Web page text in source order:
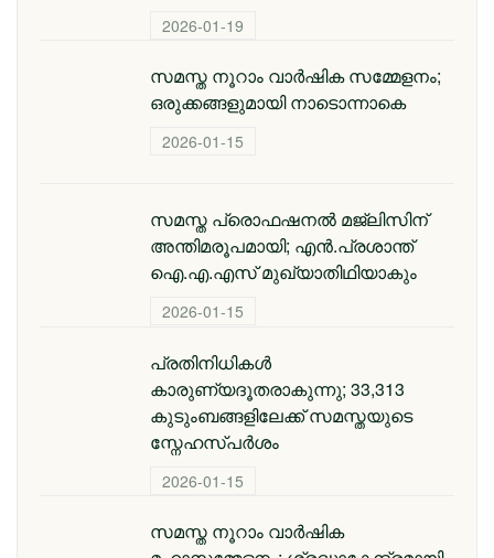
2026-01-19
സമസ്ത നൂറാം വാർഷിക സമ്മേളനം;
ഒരുക്കങ്ങളുമായി നാടൊന്നാകെ
2026-01-15
സമസ്ത പ്രൊഫഷനൽ മജ്‌ലിസിന്
അന്തിമരൂപമായി; എൻ.പ്രശാന്ത്
ഐ.എ.എസ് മുഖ്യാതിഥിയാകും
2026-01-15
പ്രതിനിധികൾ
കാരുണ്യദൂതരാകുന്നു; 33,313
കുടുംബങ്ങളിലേക്ക് സമസ്തയുടെ
സ്നേഹസ്പർശം
2026-01-15
സമസ്ത നൂറാം വാർഷിക